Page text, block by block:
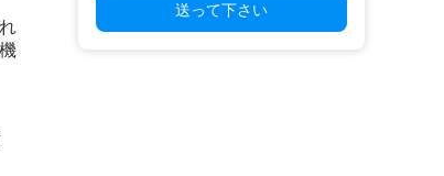
送って下さい